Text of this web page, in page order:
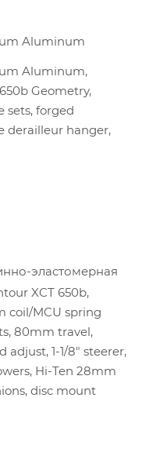
Aluminum
Aluminum,
Geometry,
sets, forged
derailleur hanger,
эластомерная
XCT 650b,
coil/MCU spring
80mm travel,
adjust, 1-1/8" steerer,
Hi-Ten 28mm
disc mount